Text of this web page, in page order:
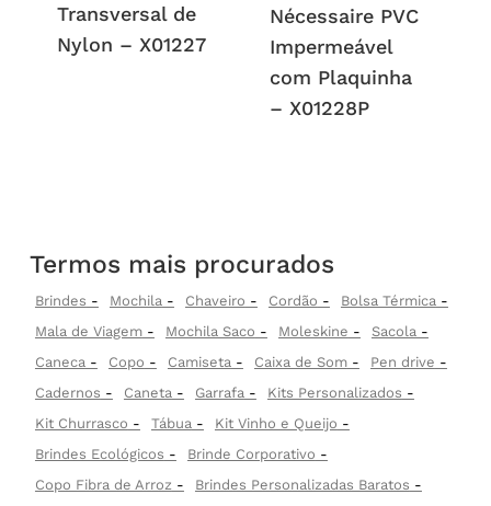
Transversal de
Nylon – X01227
Nécessaire PVC
Impermeável
com Plaquinha
– X01228P
Termos mais procurados
Brindes Mochila Chaveiro Cordão
Bolsa Térmica
Mala de Viagem
Mochila Saco Moleskine
Sacola
Caneca
Copo Camiseta Caixa de Som
Pen drive
Cadernos
Caneta Garrafa
Kits Personalizados
Kit Churrasco
Tábua
Kit Vinho e Queijo
Brindes Ecológicos
Brinde Corporativo
Copo Fibra de Arroz
Brindes Personalizadas Baratos